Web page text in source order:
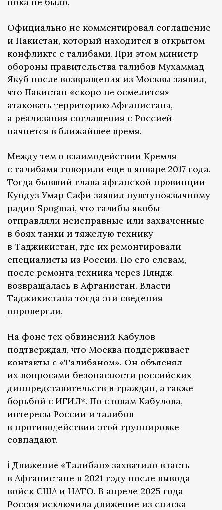
Официально не комментировал соглашение
и Пакистан, который находится в открытом
конфликте с талибами. При этом министр
обороны правительства талибов Мухаммад
Якуб после возвращения из Москвы заявил,
что Пакистан «скоро не осмелится»
атаковать территорию Афганистана,
а реализация соглашения с Россией
начнется в ближайшее время.
Между тем о взаимодействии Кремля
с талибами говорили еще в январе 2017 года.
Тогда бывший глава афганской провинции
Кундуз Умар Сафи заявил пуштуноязычному
радио Spogmai, что талибы якобы
отправляли неисправные или захваченные
в боях танки и тяжелую технику
в Таджикистан, где их ремонтировали
специалисты из России. По его словам,
после ремонта техника через Пяндж
возвращалась в Афганистан. Власти
Таджикистана тогда эти сведения
опровергли.
На фоне тех обвинений Кабулов
подтверждал, что Москва поддерживает
контакты с «Талибаном». Он объяснял
их вопросами безопасности российских
диппредставительств и граждан, а также
борьбой с ИГИЛ*. По словам Кабулова,
интересы России и талибов
в противодействии этой группировке
совпадают.
ℹ️ Движение «Талибан» захватило власть
в Афганистане в 2021 году после вывода
войск США и НАТО. В апреле 2025 года
Россия исключила движение из списка